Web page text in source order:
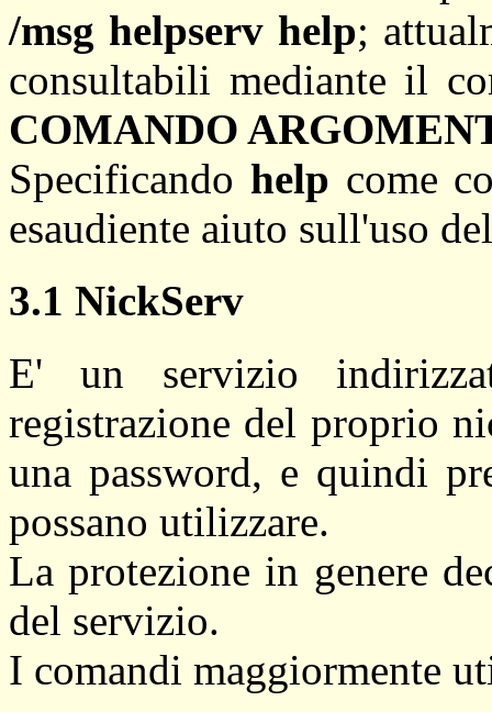
/msg helpserv help;
consultabili mediante il
COMANDO
Specificando help come
esaudiente aiuto sull'uso
3.1 NickServ
E' un servizio
registrazione del proprio
una password, e quindi
possano utilizzare.
La protezione in genere
del servizio.
I comandi maggiormente